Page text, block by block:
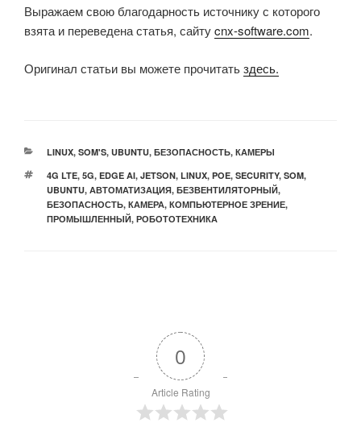
Выражаем свою благодарность источнику с которого
взята и переведена статья, сайтуcnx-software.com.
Оригинал статьи вы можете прочитатьздесь.
РУБРИКИ
LINUX, SOM'S, UBUNTU, БЕЗОПАСНОСТЬ, КАМЕРЫ
МЕТКИ
4G LTE, 5G, EDGE AI, JETSON, LINUX, POE, SECURITY, SOM,
UBUNTU, АВТОМАТИЗАЦИЯ, БЕЗВЕНТИЛЯТОРНЫЙ,
БЕЗОПАСНОСТЬ, КАМЕРА, КОМПЬЮТЕРНОЕ ЗРЕНИЕ,
ПРОМЫШЛЕННЫЙ, РОБОТОТЕХНИКА
0
Article Rating